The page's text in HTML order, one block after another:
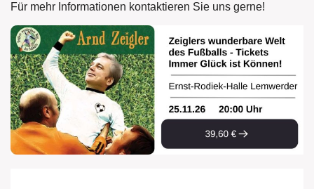
Für mehr Informationen kontaktieren Sie uns gerne!